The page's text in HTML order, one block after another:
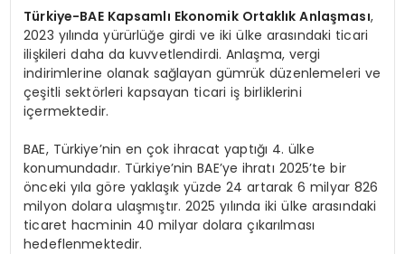
Türkiye-BAE Kapsamlı Ekonomik Ortaklık Anlaşması,
2023 yılında yürürlüğe girdi ve iki ülke arasındaki ticari
ilişkileri daha da kuvvetlendirdi. Anlaşma, vergi
indirimlerine olanak sağlayan gümrük düzenlemeleri ve
çeşitli sektörleri kapsayan ticari iş birliklerini
içermektedir.
BAE, Türkiye’nin en çok ihracat yaptığı 4. ülke
konumundadır. Türkiye’nin BAE’ye ihratı 2025’te bir
önceki yıla göre yaklaşık yüzde 24 artarak 6 milyar 826
milyon dolara ulaşmıştır. 2025 yılında iki ülke arasındaki
ticaret hacminin 40 milyar dolara çıkarılması
hedeflenmektedir.